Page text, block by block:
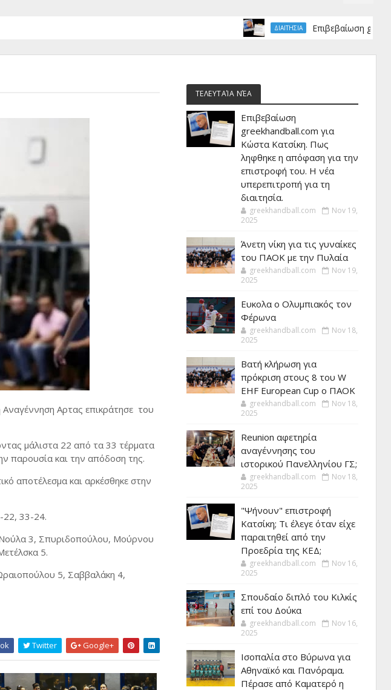
ΔΙΑΙΤΗΣΙΑ Επιβεβαίωση
Αναγέννηση Αρτας επικράτησε του
μάλιστα 22 από τα 33 τέρματα
παρουσία και την απόδοση της.
αποτέλεσμα και αρκέσθηκε στην
22, 33-24.
3, Σπυριδοπούλου, Μούρνου
5.
5, Σαββαλάκη 4,
Twitter Google+
ΤΕΛΕΥΤΑΊΑ ΝΈΑ
Επιβεβαίωση
greekhandball.com για
Κώστα Κατσίκη. Πως
ληφθηκε η απόφαση για την
επιστροφή του. Η νέα
υπερεπιτροπή για τη
διαιτησία.
greekhandball.com
Nov 19,
2025
Άνετη νίκη για τις γυναίκες
του ΠΑΟΚ με την Πυλαία
greekhandball.com
Nov 19,
2025
Ευκολα ο Ολυμπιακός τον
Φέρωνα
greekhandball.com
Nov 18,
2025
Βατή κλήρωση για
πρόκριση στους 8 του W
EHF European Cup ο ΠΑΟΚ
greekhandball.com
Nov 18,
2025
Reunion αφετηρία
αναγέννησης του
ιστορικού Πανελληνίου ΓΣ;
greekhandball.com
Nov 18,
2025
"Ψήνουν" επιστροφή
Κατσίκη; Τι έλεγε όταν είχε
παραιτηθεί από την
Προεδρία της ΚΕΔ;
greekhandball.com
Nov 16,
2025
Σπουδαίο διπλό του Κιλκίς
επί του Δούκα
greekhandball.com
Nov 16,
2025
Ισοπαλία στο Βύρωνα για
Αθηναϊκό και Πανόραμα.
Πέρασε από Καματερό η